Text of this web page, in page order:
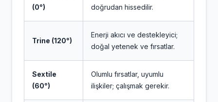
(0°)
doğrudan hissedilir.
Trine (120°)
Enerji akıcı ve destekleyici;
doğal yetenek ve fırsatlar.
Sextile
(60°)
Olumlu fırsatlar, uyumlu
ilişkiler; çalışmak gerekir.